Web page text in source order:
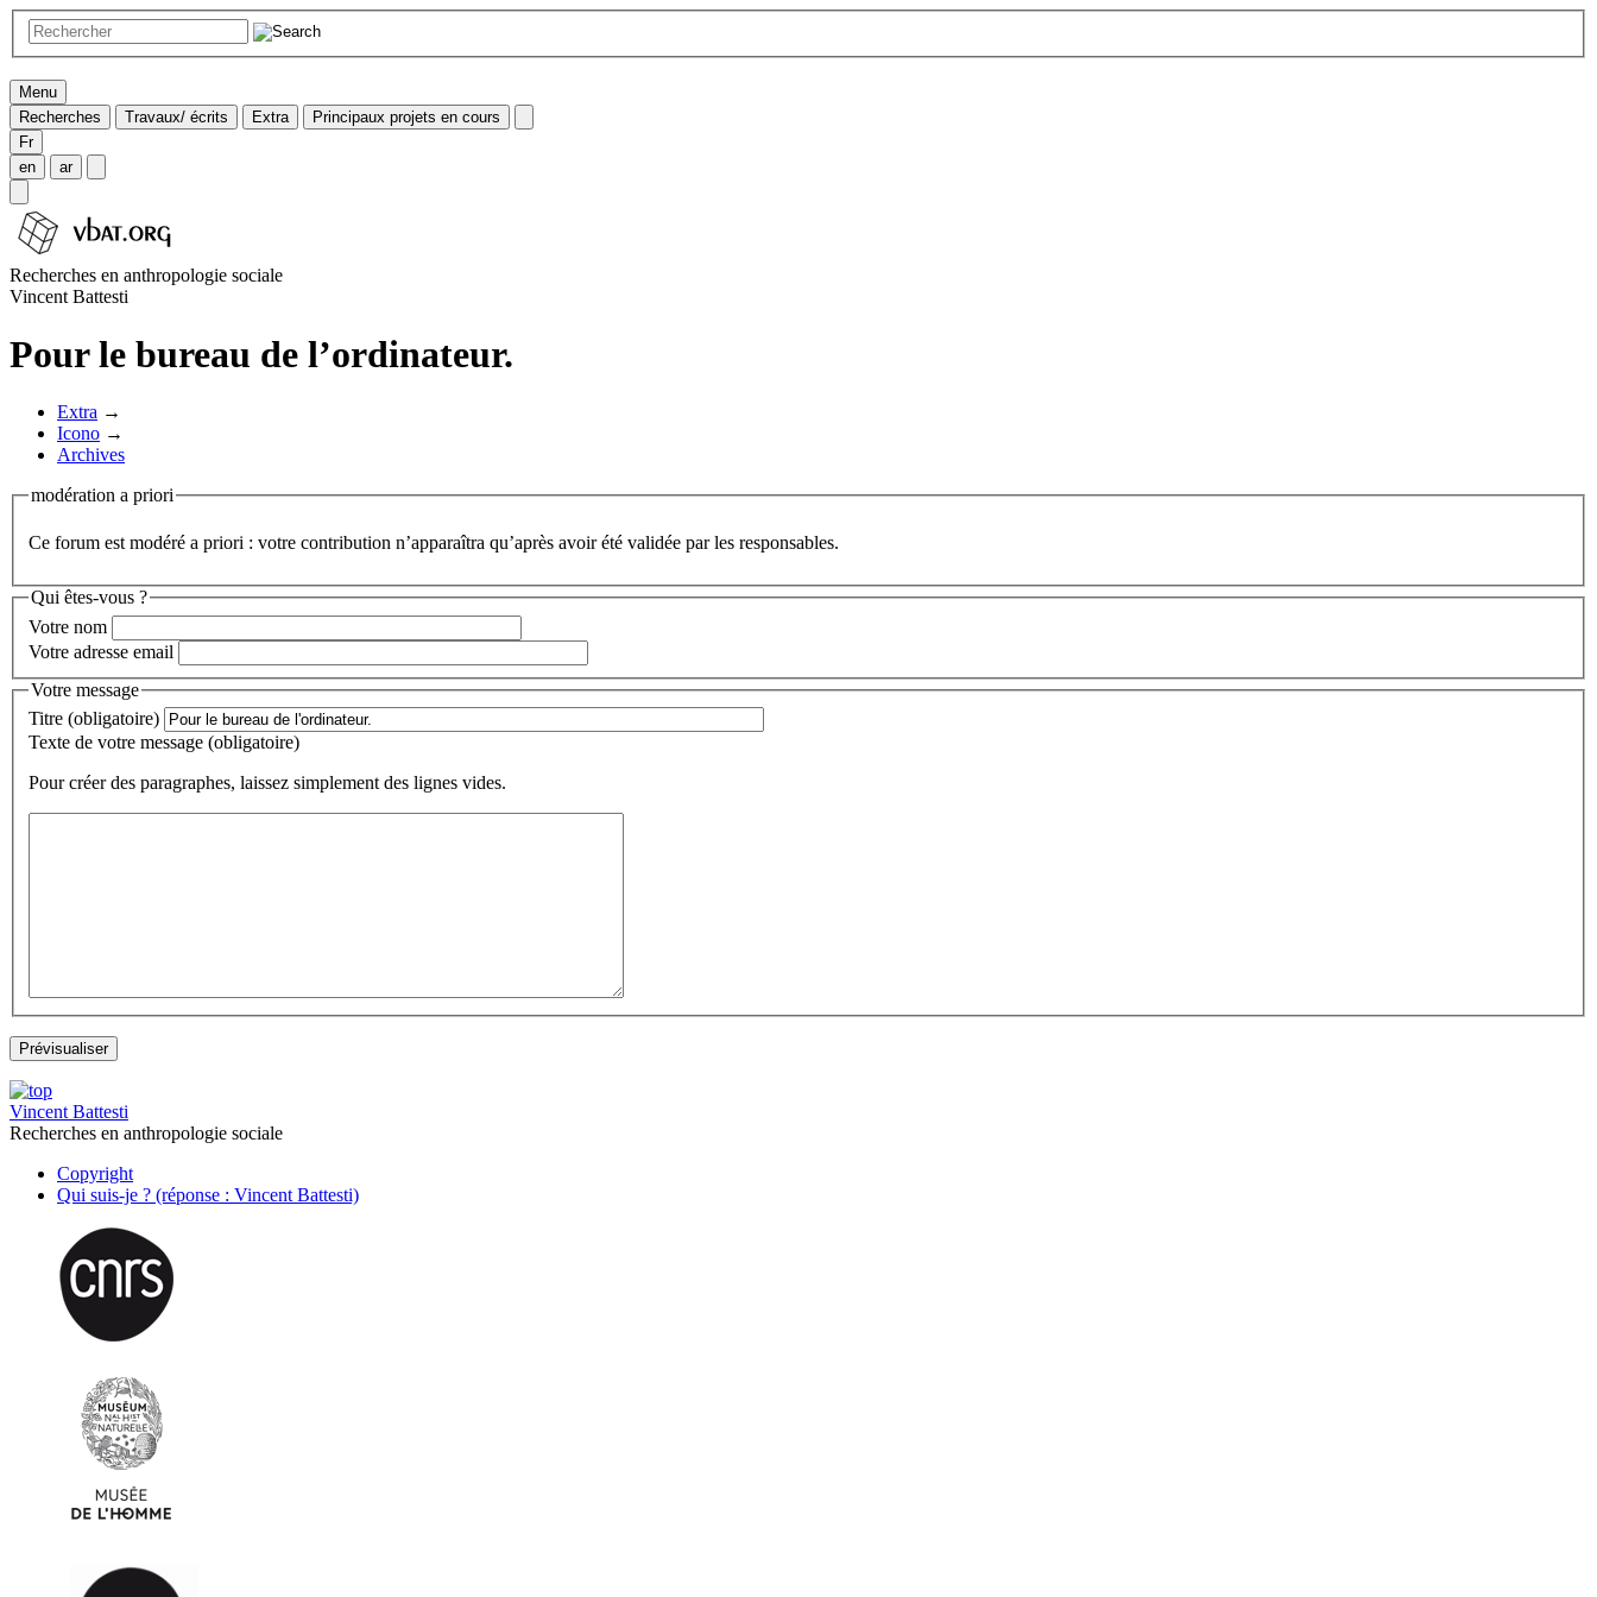
Menu
Recherches
Travaux/ écrits Extra
Principaux projets en cours
Fr
en
ar
Recherches en anthropologie sociale
Vincent Battesti
Pour le bureau de l’ordinateur.
Extra →
Icono →
Archives
modération a priori
Ce forum est modéré a priori : votre contribution n’apparaîtra qu’après avoir été validée par les responsables.
Qui êtes-vous ?
Votre nom
Votre adresse email
Votre message
Titre (obligatoire)
Texte de votre message (obligatoire)
Pour créer des paragraphes, laissez simplement des lignes vides.
Vincent Battesti
Recherches en anthropologie sociale
Copyright
Qui suis-je ? (réponse : Vincent Battesti)